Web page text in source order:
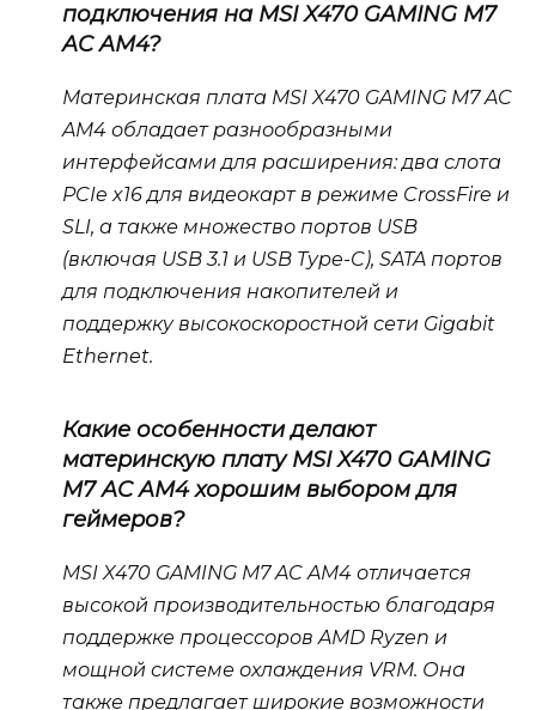
подключения на MSI X470 GAMING M7
AC AM4?
Материнская плата MSI X470 GAMING M7 AC
AM4 обладает разнообразными
интерфейсами для расширения: два слота
PCIe x16 для видеокарт в режиме CrossFire и
SLI, а также множество портов USB
(включая USB 3.1 и USB Type-C), SATA портов
для подключения накопителей и
поддержку высокоскоростной сети Gigabit
Ethernet.
Какие особенности делают
материнскую плату MSI X470 GAMING
M7 AC AM4 хорошим выбором для
геймеров?
MSI X470 GAMING M7 AC AM4 отличается
высокой производительностью благодаря
поддержке процессоров AMD Ryzen и
мощной системе охлаждения VRM. Она
также предлагает широкие возможности